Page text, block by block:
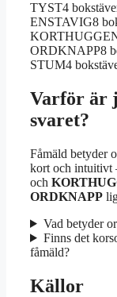
TYST4
ENSTAVIG8
ORDKNAPP8
STUM4
Varför är
svaret?
Fåmäld betyder
kort och intuitivt
och
ORDKNAPP
Vad betyder
Finns det
fåmäld?
Källor